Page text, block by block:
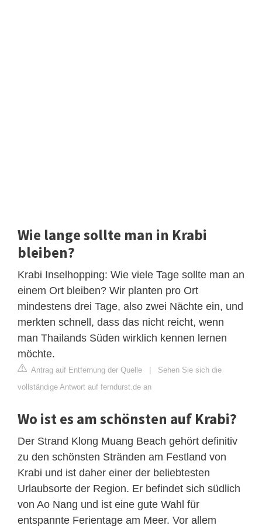
Wie lange sollte man in Krabi
bleiben?
Krabi Inselhopping: Wie viele Tage sollte man an
einem Ort bleiben? Wir planten pro Ort
mindestens drei Tage, also zwei Nächte ein, und
merkten schnell, dass das nicht reicht, wenn
man Thailands Süden wirklich kennen lernen
möchte.
Antrag auf Entfernung der Quelle | Sehen Sie sich die
vollständige Antwort auf ferndurst.de an
Wo ist es am schönsten auf Krabi?
Der Strand Klong Muang Beach gehört definitiv
zu den schönsten Stränden am Festland von
Krabi und ist daher einer der beliebtesten
Urlaubsorte der Region. Er befindet sich südlich
von Ao Nang und ist eine gute Wahl für
entspannte Ferientage am Meer. Vor allem